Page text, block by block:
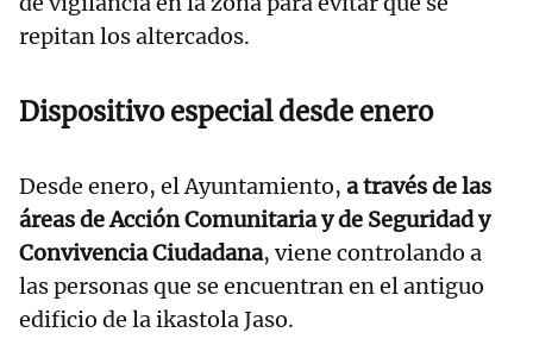
repitan los altercados.
Dispositivo especial desde enero
Desde enero, el Ayuntamiento, a través de las
áreas de Acción Comunitaria y de Seguridad y
Convivencia Ciudadana, viene controlando a
las personas que se encuentran en el antiguo
edificio de la ikastola Jaso.